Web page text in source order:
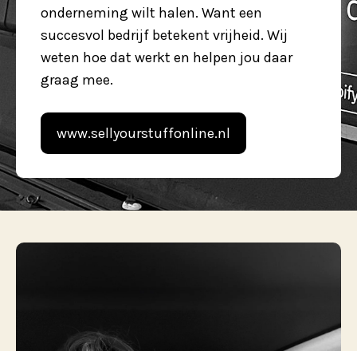
onderneming wilt halen. Want een
succesvol bedrijf betekent vrijheid. Wij
weten hoe dat werkt en helpen jou daar
graag mee.
www.sellyourstuffonline.nl